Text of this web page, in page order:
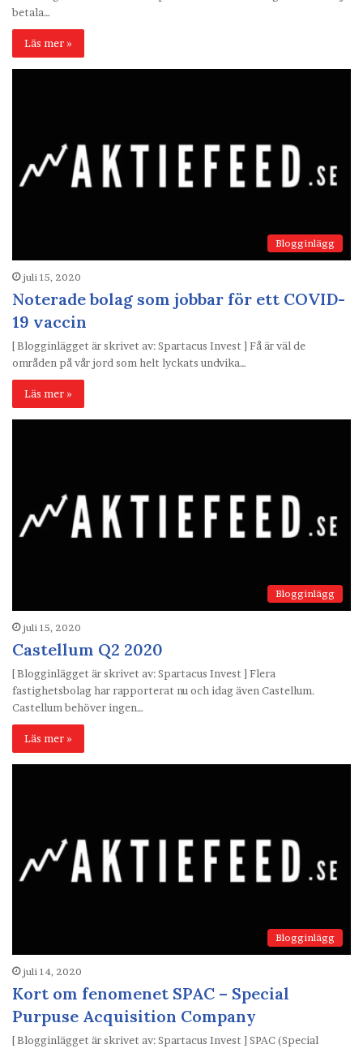
betala…
Läs mer »
Blogginlägg
juli 15, 2020
Noterade bolag som jobbar för ett COVID-
19 vaccin
[ Blogginlägget är skrivet av: Spartacus Invest ] Få är väl de
områden på vår jord som helt lyckats undvika…
Läs mer »
Blogginlägg
juli 15, 2020
Castellum Q2 2020
[ Blogginlägget är skrivet av: Spartacus Invest ] Flera
fastighetsbolag har rapporterat nu och idag även Castellum.
Castellum behöver ingen…
Läs mer »
Blogginlägg
juli 14, 2020
Kort om fenomenet SPAC – Special
Purpuse Acquisition Company
[ Blogginlägget är skrivet av: Spartacus Invest ] SPAC (Special